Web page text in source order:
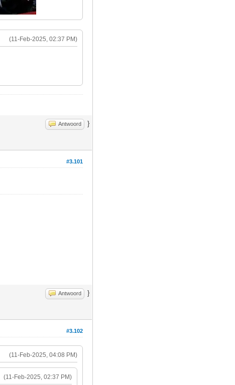
(11-Feb-2025, 02:37 PM)
Antwoord }
#3.101
Antwoord }
#3.102
(11-Feb-2025, 04:08 PM)
(11-Feb-2025, 02:37 PM)